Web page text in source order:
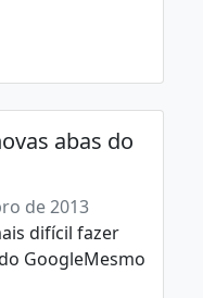
abas do
de 2013
difícil fazer
GoogleMesmo